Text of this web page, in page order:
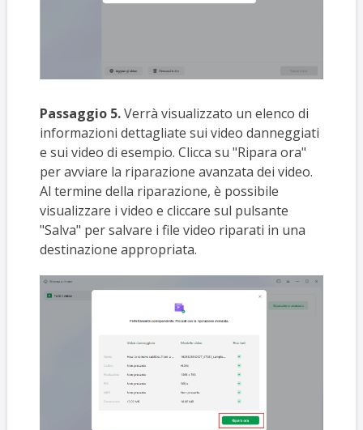
Passaggio 5.Verrà visualizzato un elenco di
informazioni dettagliate sui video danneggiati
e sui video di esempio. Clicca su "Ripara ora"
per avviare la riparazione avanzata dei video.
Al termine della riparazione, è possibile
visualizzare i video e cliccare sul pulsante
"Salva" per salvare i file video riparati in una
destinazione appropriata.